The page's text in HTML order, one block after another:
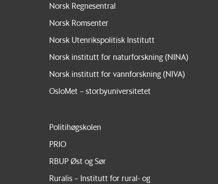
Norsk Regnesentral
Norsk Romsenter
Norsk Utenrikspolitisk Institutt
Norsk institutt for naturforskning (NINA)
Norsk institutt for vannforskning (NIVA)
OsloMet – storbyuniversitetet
Politihøgskolen
PRIO
RBUP Øst og Sør
Ruralis – Institutt for rural- og